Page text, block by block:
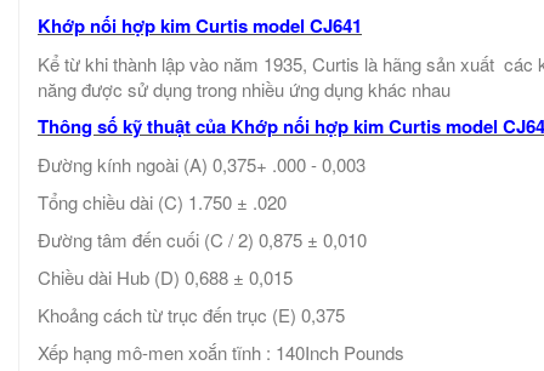
Khớp nối hợp kim Curtis model CJ641
Kể từ khi thành lập vào năm 1935, Curtis là hãng sản xuất các
năng được sử dụng trong nhiều ứng dụng khác nhau
Thông số kỹ thuật của Khớp nối hợp kim Curtis model
Đường kính ngoài (A) 0,375+ .000 - 0,003
Tổng chiều dài (C) 1.750 ± .020
Đường tâm đến cuối (C / 2) 0,875 ± 0,010
Chiều dài Hub (D) 0,688 ± 0,015
Khoảng cách từ trục đến trục (E) 0,375
Xếp hạng mô-men xoắn tĩnh : 140Inch Pounds